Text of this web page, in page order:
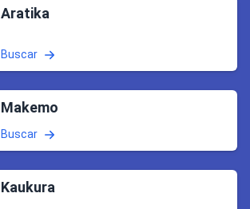
Aratika
Buscar
Makemo
Buscar
Kaukura